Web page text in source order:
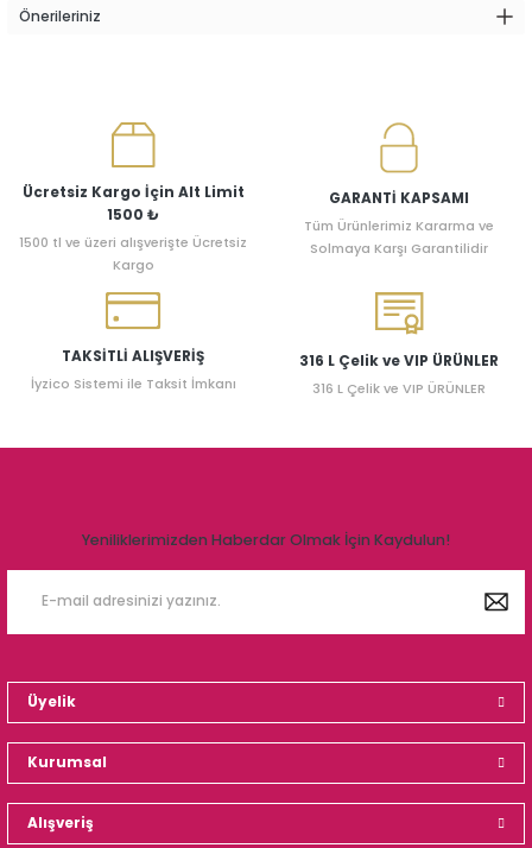
Önerileriniz
Ücretsiz Kargo İçin Alt Limit
1500 ₺
1500 tl ve üzeri alışverişte Ücretsiz
Kargo
GARANTİ KAPSAMI
Tüm Ürünlerimiz Kararma ve
Solmaya Karşı Garantilidir
TAKSİTLİ ALIŞVERİŞ
İyzico Sistemi ile Taksit İmkanı
316 L Çelik ve VIP ÜRÜNLER
316 L Çelik ve VIP ÜRÜNLER
Yeniliklerimizden Haberdar Olmak İçin Kaydulun!
Üyelik
Kurumsal
Alışveriş